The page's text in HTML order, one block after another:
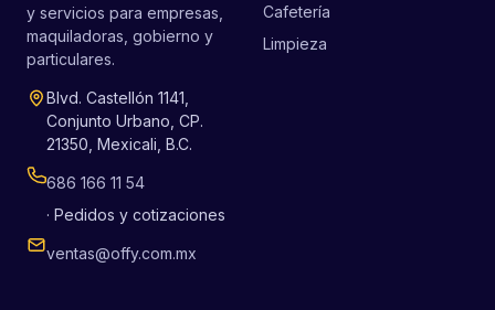
y servicios para empresas,
maquiladoras, gobierno y
particulares.
Blvd. Castellón 1141,
Conjunto Urbano, CP.
21350, Mexicali, B.C.
686 166 11 54
· Pedidos y cotizaciones
ventas@offy.com.mx
Cafetería
Limpieza